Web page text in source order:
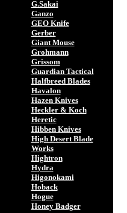
G.Sakai
Ganzo
GEO Knife
Gerber
Giant Mouse
Grohmann
Grissom
Guardian Tactical
Halfbreed Blades
Havalon
Hazen Knives
Heckler & Koch
Heretic
Hibben Knives
High Desert Blade
Works
Hightron
Hydra
Higonokami
Hoback
Hogue
Honey Badger